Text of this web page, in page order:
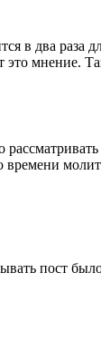
в два
мнение.
пост